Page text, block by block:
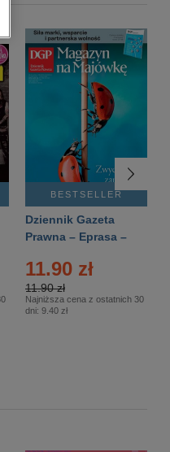
BESTSELLER
Dziennik Gazeta
Prawna – Eprasa –
11.90 zł
11.90 zł
Najniższa cena z ostatnich 30
dni: 9.40 zł